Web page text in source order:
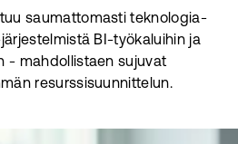
saumattomasti teknologia-
BI-työkaluihin ja
- mahdollistaen sujuvat
resurssisuunnittelun.